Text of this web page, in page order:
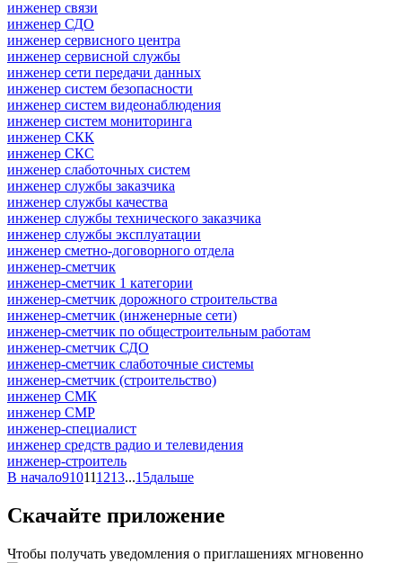
инженер связи
инженер СДО
инженер сервисного центра
инженер сервисной службы
инженер сети передачи данных
инженер систем безопасности
инженер систем видеонаблюдения
инженер систем мониторинга
инженер СКК
инженер СКС
инженер слаботочных систем
инженер службы заказчика
инженер службы качества
инженер службы технического заказчика
инженер службы эксплуатации
инженер сметно-договорного отдела
инженер-сметчик
инженер-сметчик 1 категории
инженер-сметчик дорожного строительства
инженер-сметчик (инженерные сети)
инженер-сметчик по общестроительным работам
инженер-сметчик СДО
инженер-сметчик слаботочные системы
инженер-сметчик (строительство)
инженер СМК
инженер СМР
инженер-специалист
инженер средств радио и телевидения
инженер-строитель
В начало910111213...15дальше
Скачайте приложение
Чтобы получать уведомления о приглашениях мгновенно